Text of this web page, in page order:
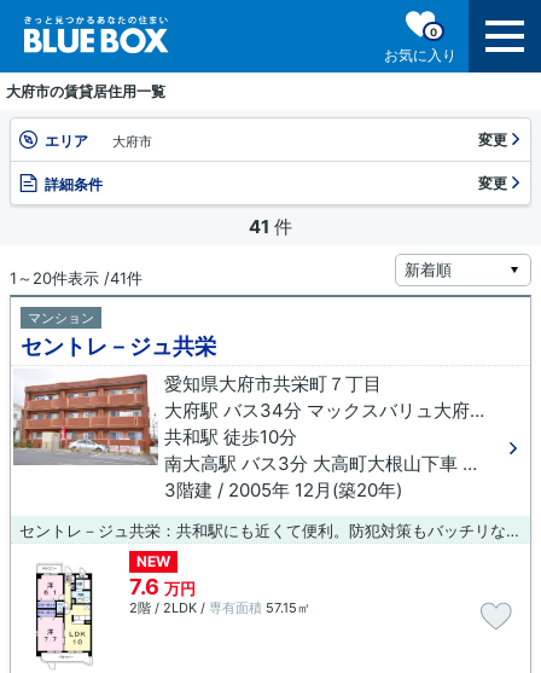
お気に入り
0
大府市の賃貸居住用一覧
エリア 大府市 変更
詳細条件 変更
41 件
1～20件表示 /41件
マンション
セントレ－ジュ共栄
愛知県大府市共栄町７丁目
大府駅 バス34分 マックスバリュ大府店南下車 徒歩8分
共和駅 徒歩10分
南大高駅 バス3分 大高町大根山下車 徒歩11分
3階建 / 2005年 12月(築20年)
セントレ－ジュ共栄：共和駅にも近くて便利。防犯対策もバッチリなマンションタイプの物件です。駅まで徒歩8分なので、アクセスの良い物件です。賃貸物件のことなら、豊富な物件情報を取り扱う当社にお任せ下さい。当社スタッフが、お客様のライフスタイルに合った物件をご紹介いたします。
NEW
7.6 万円
2階 / 2LDK / 専有面積 57.15㎡